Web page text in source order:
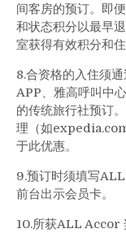
间客房的预订。即
和状态积分以最早
室获得有效积分和住
8.合资格的入住须
APP、雅高呼叫中
的传统旅行社预订
理（如
于此优惠。
9.预订时须填写
前台出示会员卡。
10.所获ALL Accor